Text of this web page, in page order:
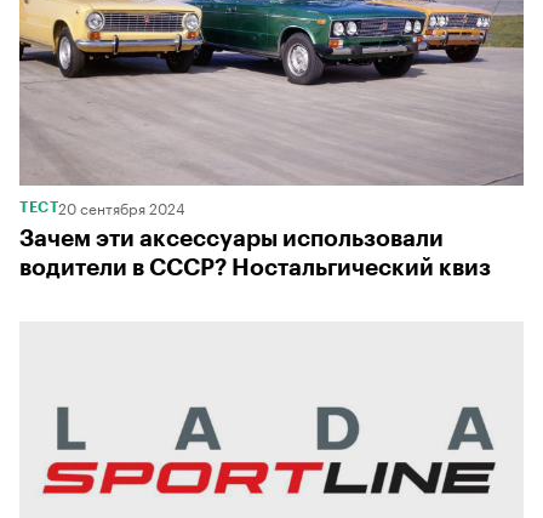
ТЕСТ 20 сентября 2024
Зачем эти аксессуары использовали
водители в СССР? Ностальгический квиз